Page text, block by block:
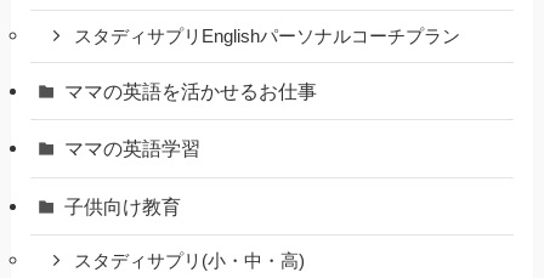
スタディサプリEnglishパーソナルコーチプラン
ママの英語を活かせるお仕事
ママの英語学習
子供向け教育
スタディサプリ(小・中・高)